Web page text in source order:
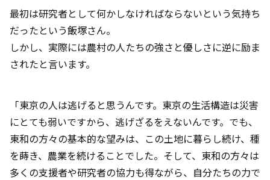
最初は研究者として何かしなければならないという気持ち
だったという飯塚さん。
しかし、実際には農村の人たちの強さと優しさに逆に励ま
されたと言います。
「東京の人は逃げると思うんです。東京の生活構造は災害
にとても弱いですから、逃げざるをえないんです。でも、
東和の方々の基本的な望みは、この土地に暮らし続け、種
を蒔き、農業を続けることでした。そして、東和の方々は
多くの支援者や研究者の協力も得ながら、自分たちの力で